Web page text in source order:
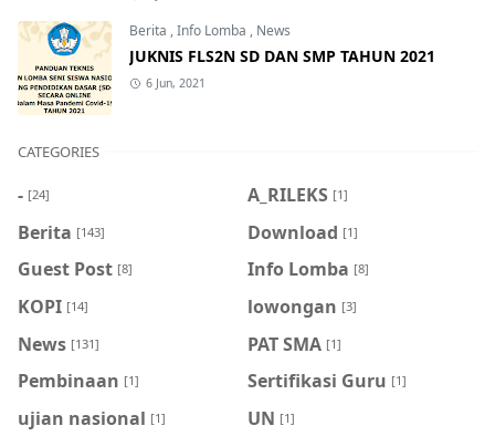
Berita ,Info Lomba , News
JUKNIS FLS2N SD DAN SMP TAHUN 2021
6 Jun, 2021
CATEGORIES
- [24] A_RILEKS [1]
Berita [143] Download [1]
Guest Post [8] Info Lomba [8]
KOPI [14] lowongan [3]
News [131] PAT SMA [1]
Pembinaan [1] Sertifikasi Guru [1]
ujian nasional [1] UN [1]